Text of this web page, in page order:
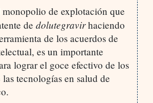
de explotación que
de dolutegravirhaciendo
de los acuerdos de
es un importante
lograr el goce efectivo de los
tecnologías en salud de